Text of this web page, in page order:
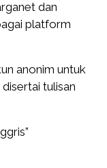
dan
platform
anonim untuk
tulisan